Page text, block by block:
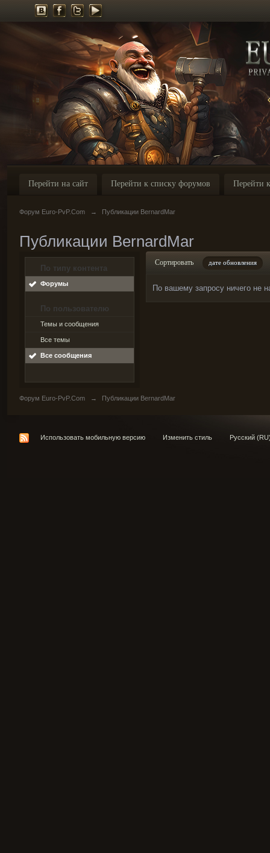
Перейти на сайт Перейти к списку форумов Перейти
Форум Euro-PvP.Com → Публикации BernardMar
Публикации BernardMar
По типу контента
Форумы
По пользователю
Темы и сообщения
Все темы
Все сообщения
Сортировать дате обновления
По вашему запросу ничего не
Форум Euro-PvP.Com → Публикации BernardMar
Использовать мобильную версию Изменить стиль Русский